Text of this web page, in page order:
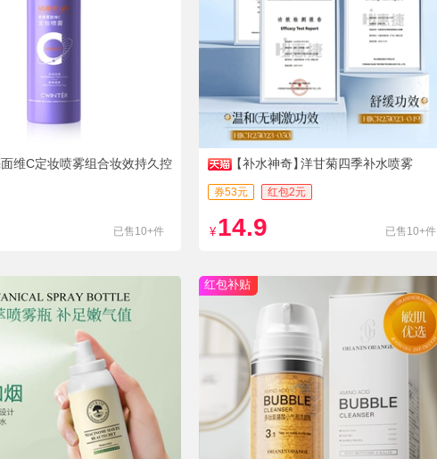
维C定妆喷雾组合妆效持久控
已售10+件
【补水神奇】洋甘菊四季补水喷雾
券53元 红包2元
¥ 14.9 已售10+件
红包补贴